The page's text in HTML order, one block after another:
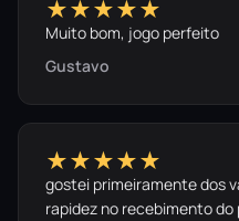
★★★★★
Muito bom, jogo perfeito
Gustavo
★★★★★
gostei primeiramente dos
rapidez no recebimento